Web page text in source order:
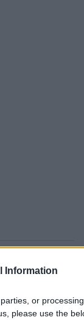
Information
or
please use the